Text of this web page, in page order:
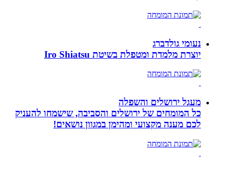
נעומי גולדברג
יוצרת מלמדת ומטפלת בשיטת Iro Shiatsu
מעגל ירושלים והשפלה
כל המומחים של ירושלים והסביבה, שישמחו להעניק
לכם מענה מקצועי ומהימן במגוון נושאים!